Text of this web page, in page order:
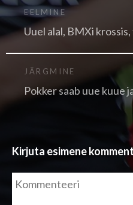
EELMINE
Uuel alal, BMXi
JÄRGMINE
Pokker saab uue kuue
Kirjuta esimene